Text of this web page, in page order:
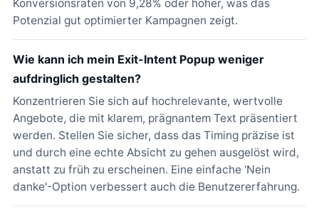
Konversionsraten von 9,28% oder höher, was das
Potenzial gut optimierter Kampagnen zeigt.
Wie kann ich mein Exit-Intent Popup weniger
aufdringlich gestalten?
Konzentrieren Sie sich auf hochrelevante, wertvolle
Angebote, die mit klarem, prägnantem Text präsentiert
werden. Stellen Sie sicher, dass das Timing präzise ist
und durch eine echte Absicht zu gehen ausgelöst wird,
anstatt zu früh zu erscheinen. Eine einfache 'Nein
danke'-Option verbessert auch die Benutzererfahrung.